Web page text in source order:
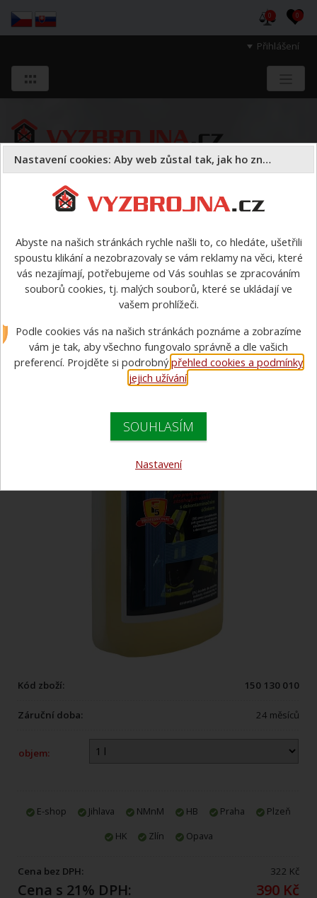
Přihlášení
0 0
a majetek druhých.
Oděvy údržba a čištění>F5 prací prostředek
F5 prací prostředek
Kód zboží: 150 130 010
Záruční doba: 24 měsíců
objem:
E-shop Jihlava NMnM HB Praha
Plzeň
HK
Zlín Opava
Cena bez DPH: 322 Kč
Cena s 21% DPH: 390 Kč
Nastavení cookies: Aby web zůstal tak, jak ho znáte
Abyste na našich stránkách rychle našli to, co hledáte, ušetřili
spoustu klikání a nezobrazovaly se vám reklamy na věci, které
vás nezajímají, potřebujeme od Vás souhlas se zpracováním
souborů cookies, tj. malých souborů, které se ukládají ve
vašem prohlížeči.
Podle cookies vás na našich stránkách poznáme a zobrazíme
vám je tak, aby všechno fungovalo správně a dle vašich
preferencí. Projděte si podrobnýpřehled cookies a podmínky
jejich užívání.
SOUHLASÍM
Nastavení